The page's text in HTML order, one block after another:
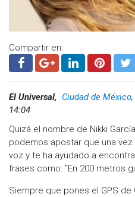
Compartir en:
El Universal, Ciudad de
14:04
Quizá el nombre de Nikki
podemos apostar que una
voz y te ha ayudado a
frases como: “En 200 metros
Siempre que pones el GPS